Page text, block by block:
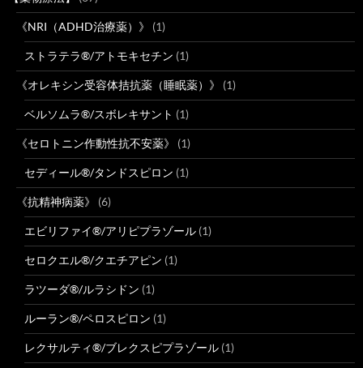
《NRI（ADHD治療薬）》 (1)
ストラテラ®/アトモキセチン (1)
《オレキシン受容体拮抗薬（睡眠薬）》 (1)
ベルソムラ®/スボレキサント (1)
《セロトニン作動性抗不安薬》 (1)
セディール®/タンドスピロン (1)
《抗精神病薬》 (6)
エビリファイ®/アリピプラゾール (1)
セロクエル®/クエチアピン (1)
ラツーダ®/ルラシドン (1)
ルーラン®/ペロスピロン (1)
レクサルティ®/ブレクスピプラゾール (1)